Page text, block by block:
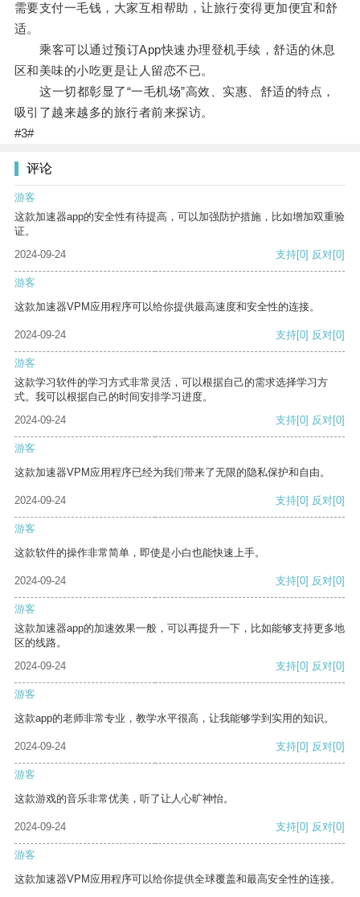
需要支付一毛钱，大家互相帮助，让旅行变得更加便宜和舒
适。
乘客可以通过预订App快速办理登机手续，舒适的休息
区和美味的小吃更是让人留恋不已。
这一切都彰显了“一毛机场”高效、实惠、舒适的特点，
吸引了越来越多的旅行者前来探访。
#3#
评论
游客
这款加速器app的安全性有待提高，可以加强防护措施，比如增加双重验
证。
2024-09-24
支持[0] 反对[0]
游客
这款加速器VPM应用程序可以给你提供最高速度和安全性的连接。
2024-09-24 支持[0] 反对[0]
游客
这款学习软件的学习方式非常灵活，可以根据自己的需求选择学习方
式。我可以根据自己的时间安排学习进度。
2024-09-24
支持[0] 反对[0]
游客
这款加速器VPM应用程序已经为我们带来了无限的隐私保护和自由。
2024-09-24 支持[0] 反对[0]
游客
这款软件的操作非常简单，即使是小白也能快速上手。
2024-09-24 支持[0] 反对[0]
游客
这款加速器app的加速效果一般，可以再提升一下，比如能够支持更多地
区的线路。
2024-09-24
支持[0] 反对[0]
游客
这款app的老师非常专业，教学水平很高，让我能够学到实用的知识。
2024-09-24 支持[0] 反对[0]
游客
这款游戏的音乐非常优美，听了让人心旷神怡。
2024-09-24 支持[0] 反对[0]
游客
这款加速器VPM应用程序可以给你提供全球覆盖和最高安全性的连接。